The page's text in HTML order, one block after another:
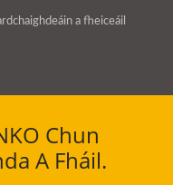
a fheiceáil
Chun
A Fháil.